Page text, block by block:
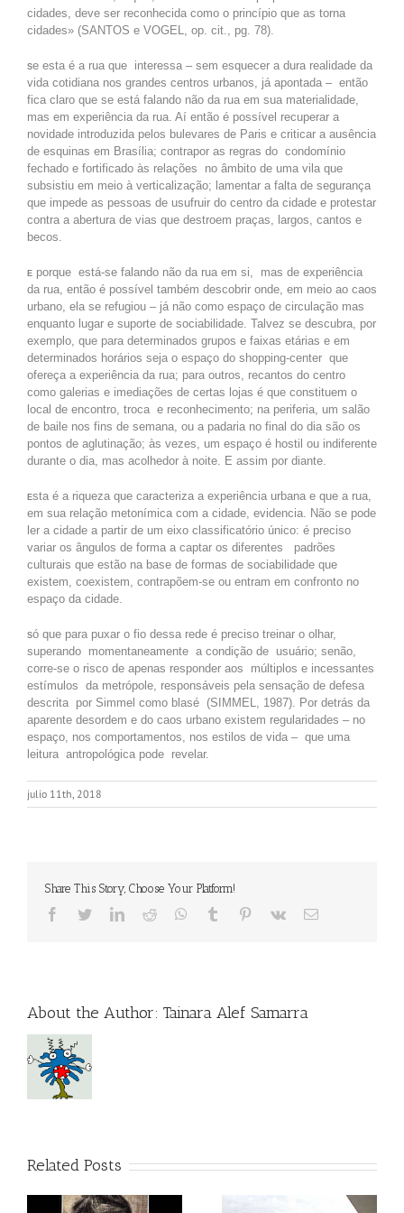
cidades, deve ser reconhecida como o princípio que as torna
cidades» (SANTOS e VOGEL, op. cit., pg. 78).
Se esta é a rua que interessa – sem esquecer a dura realidade da
vida cotidiana nos grandes centros urbanos, já apontada – então
fica claro que se está falando não da rua em sua materialidade,
mas em experiência da rua. Aí então é possível recuperar a
novidade introduzida pelos bulevares de Paris e criticar a ausência
de esquinas em Brasília; contrapor as regras do condomínio
fechado e fortificado às relações no âmbito de uma vila que
subsistiu em meio à verticalização; lamentar a falta de segurança
que impede as pessoas de usufruir do centro da cidade e protestar
contra a abertura de vias que destroem praças, largos, cantos e
becos.
E porque está-se falando não da rua em si, mas de experiência
da rua, então é possível também descobrir onde, em meio ao caos
urbano, ela se refugiou – já não como espaço de circulação mas
enquanto lugar e suporte de sociabilidade. Talvez se descubra, por
exemplo, que para determinados grupos e faixas etárias e em
determinados horários seja o espaço do shopping-center que
ofereça a experiência da rua; para outros, recantos do centro
como galerias e imediações de certas lojas é que constituem o
local de encontro, troca e reconhecimento; na periferia, um salão
de baile nos fins de semana, ou a padaria no final do dia são os
pontos de aglutinação; às vezes, um espaço é hostil ou indiferente
durante o dia, mas acolhedor à noite. E assim por diante.
Esta é a riqueza que caracteriza a experiência urbana e que a rua,
em sua relação metonímica com a cidade, evidencia. Não se pode
ler a cidade a partir de um eixo classificatório único: é preciso
variar os ângulos de forma a captar os diferentes padrões
culturais que estão na base de formas de sociabilidade que
existem, coexistem, contrapõem-se ou entram em confronto no
espaço da cidade.
Só que para puxar o fio dessa rede é preciso treinar o olhar,
superando momentaneamente a condição de usuário; senão,
corre-se o risco de apenas responder aos múltiplos e incessantes
estímulos da metrópole, responsáveis pela sensação de defesa
descrita por Simmel como blasé (SIMMEL, 1987). Por detrás da
aparente desordem e do caos urbano existem regularidades – no
espaço, nos comportamentos, nos estilos de vida – que uma
leitura antropológica pode revelar.
julio 11th, 2018
Share This Story, Choose Your Platform!
Facebook
TwitterLinkedIn
Reddit WhatsApp
Tumblr Pinterest
Vk Email
About the Author: Tainara Alef Samarra
Related Posts